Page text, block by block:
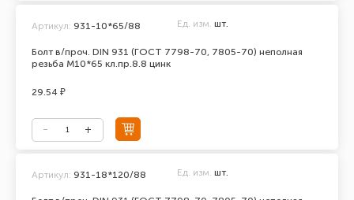
Болт в/проч. DIN 931 (ГОСТ 7798-70, 7805-70) неполная
резьба М10*65 кл.пр.8.8 цинк
Артикул: 931-10*65/88 Ед. изм. шт.
29.54 ₽
Артикул: 931-18*120/88 Ед. изм. шт.